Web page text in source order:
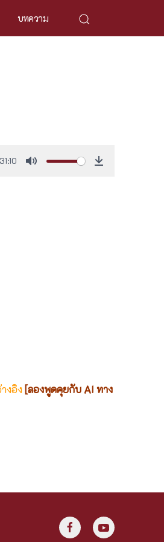
บทความ
31:10
งอิง [ลองพูดคุยกับ AI ทาง